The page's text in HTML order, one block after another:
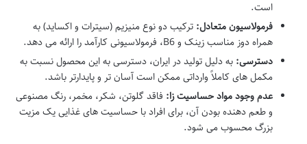
است.
فرمولاسیون متعادل: ترکیب دو نوع منیزیم (سیترات و اکساید) به
همراه دوز مناسب زینک و B6، فرمولاسیونی کارآمد را ارائه می دهد.
دسترسی: به دلیل تولید در ایران، دسترسی به این محصول نسبت به
مکمل های کاملاً وارداتی ممکن است آسان تر و پایدارتر باشد.
عدم وجود مواد حساسیت زا: فاقد گلوتن، شکر، مخمر، رنگ مصنوعی
و طعم دهنده بودن آن، برای افراد با حساسیت های غذایی یک مزیت
بزرگ محسوب می شود.